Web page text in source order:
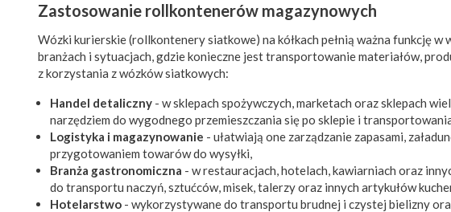
Zastosowanie rollkontenerów magazynowych
Wózki kurierskie (rollkontenery siatkowe) na kółkach pełnią ważna funkcję w
branżach i sytuacjach, gdzie konieczne jest transportowanie materiałów,
z korzystania z wózków siatkowych:
Handel detaliczny - w sklepach spożywczych, marketach oraz sklepach
narzędziem do wygodnego przemieszczania się po sklepie i
Logistyka i magazynowanie - ułatwiają one zarządzanie zapasami,
przygotowaniem towarów do wysyłki,
Branża gastronomiczna - w restauracjach, hotelach, kawiarniach oraz
do transportu naczyń, sztućców, misek, talerzy oraz innych artykułów
Hotelarstwo - wykorzystywane do transportu brudnej i czystej bielizny